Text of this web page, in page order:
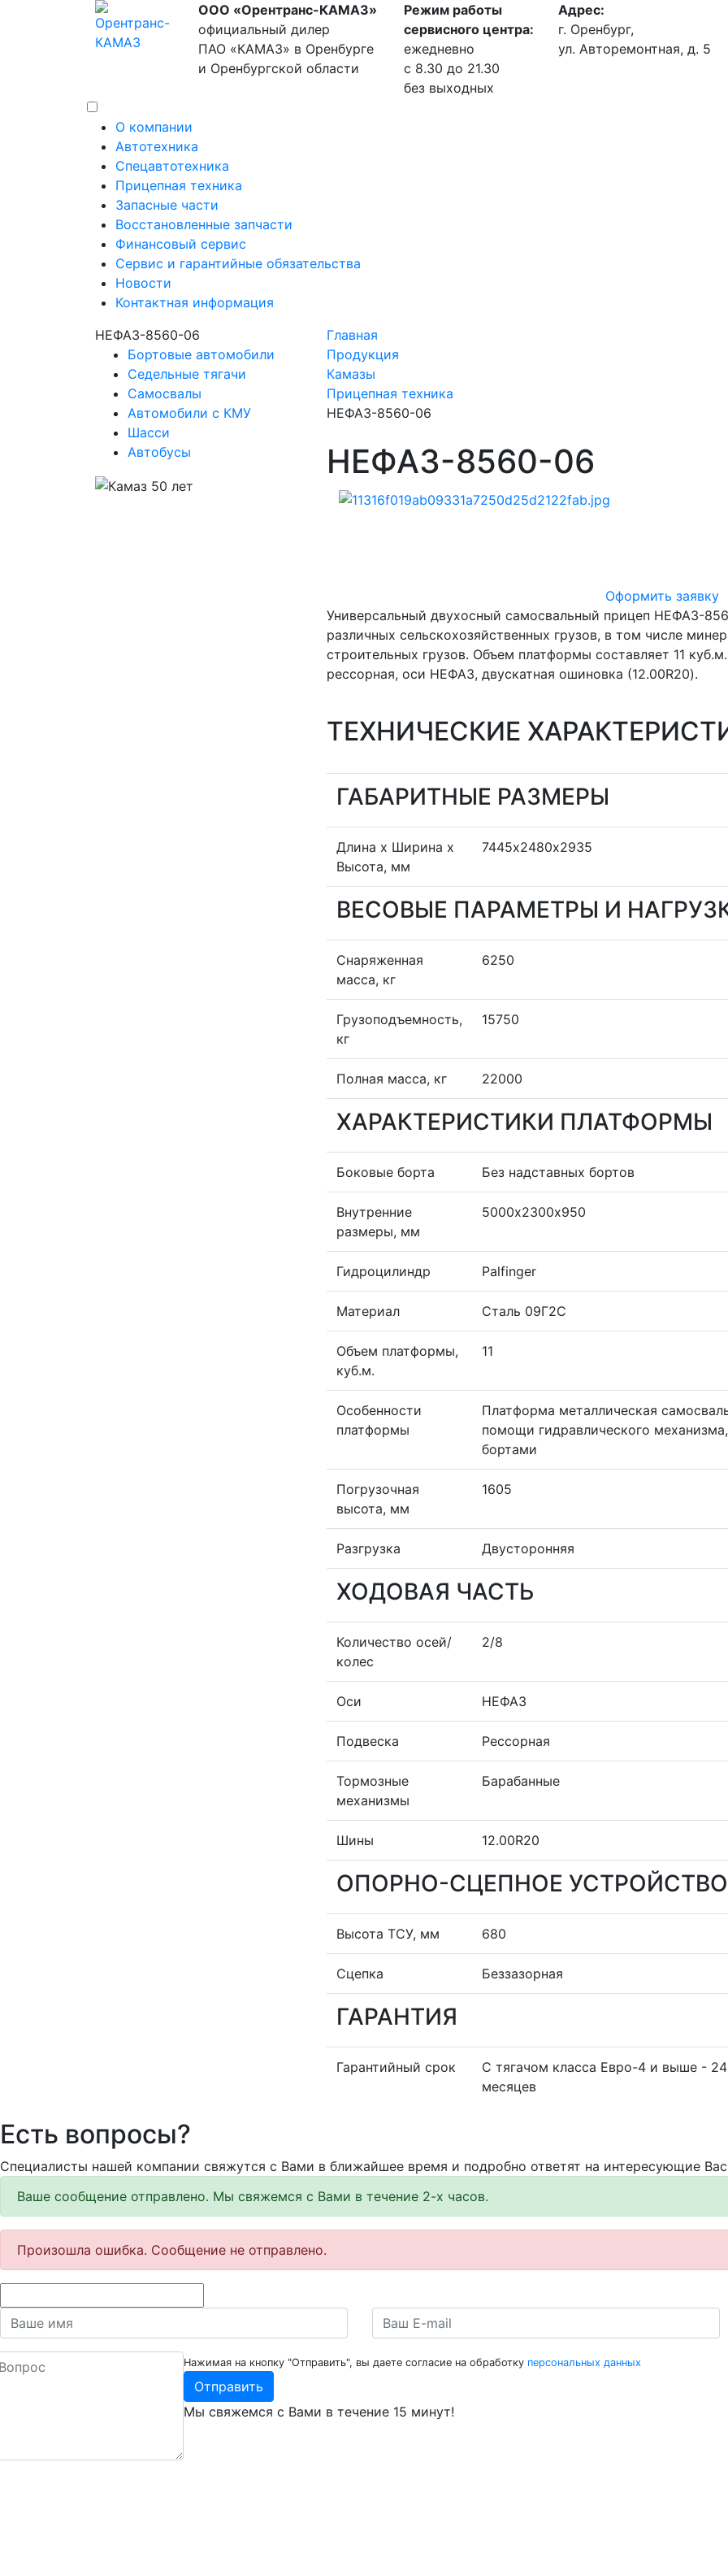
ООО «Орентранс-КАМАЗ»
официальный дилер
ПАО «КАМАЗ» в Оренбурге
и Оренбургской области
Режим работы
сервисного центра:
ежедневно
с 8.30 до 21.30
без выходных
Адрес:
г. Оренбург,
ул. Авторемонтная, д. 5
О компании
Автотехника
Спецавтотехника
Прицепная техника
Запасные части
Восстановленные запчасти
Финансовый сервис
Сервис и гарантийные обязательства
Новости
Контактная информация
НЕФАЗ-8560-06
Бортовые автомобили
Седельные тягачи
Самосвалы
Автомобили с КМУ
Шасси
Автобусы
Главная
Продукция
Камазы
Прицепная техника
НЕФАЗ-8560-06
НЕФАЗ-8560-06
Оформить заявку
Универсальный двухосный самосвальный прицеп НЕФАЗ-
различных сельскохозяйственных грузов, в том числе
строительных грузов. Объем платформы составляет 11
рессорная, оси НЕФАЗ, двускатная ошиновка (12.00R20).
ТЕХНИЧЕСКИЕ
ГАБАРИТНЫЕ РАЗМЕРЫ
Длина х Ширина х
Высота, мм
7445х2480х2935
ВЕСОВЫЕ ПАРАМЕТРЫ И
Снаряженная
масса, кг
6250
Грузоподъемность,
кг
15750
Полная масса, кг 22000
ХАРАКТЕРИСТИКИ ПЛАТФОРМЫ
Боковые борта Без надставных бортов
Внутренние
размеры, мм
5000х2300х950
Гидроцилиндр Palfinger
Материал Сталь 09Г2С
Объем платформы,
куб.м.
11
Особенности
платформы
Платформа металлическая
помощи гидравлического
бортами
Погрузочная
высота, мм
1605
Разгрузка Двусторонняя
ХОДОВАЯ ЧАСТЬ
Количество осей/
колес
2/8
Оси НЕФАЗ
Подвеска Рессорная
Тормозные
механизмы
Барабанные
Шины 12.00R20
ОПОРНО-СЦЕПНОЕ УСТРОЙСТВО
Высота ТСУ, мм 680
Сцепка Беззазорная
ГАРАНТИЯ
Гарантийный срок
С тягачом класса Евро-4 и выше -
месяцев
Есть вопросы?
Специалисты нашей компании свяжутся с Вами в ближайшее время и подробно ответят на интересующие
Ваше сообщение отправлено. Мы свяжемся с Вами в течение 2-х часов.
Произошла ошибка. Сообщение не отправлено.
Нажимая на кнопку "Отправить", вы даете согласие на обработку персональных данных
Отправить
Мы свяжемся с Вами в течение 15 минут!